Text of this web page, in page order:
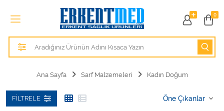
0
Tüm Kategoriler
Alezler
Ana Sayfa Sarf Malzemeleri Kadın Doğum
FILTRELE